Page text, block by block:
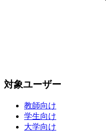
対象ユーザー
教師向け
学生向け
大学向け